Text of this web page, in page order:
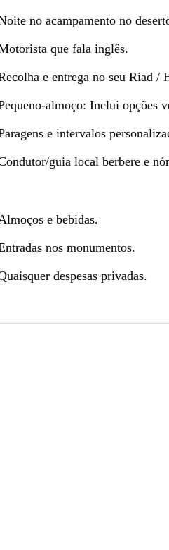
no acampamento no
que fala inglês.
e entrega no seu Riad /
almoço: Inclui opções
e intervalos
guia local berbere e
e bebidas.
nos monumentos.
despesas privadas.